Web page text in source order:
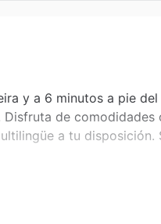
y a 6 minutos a pie
de
a tu disposición.